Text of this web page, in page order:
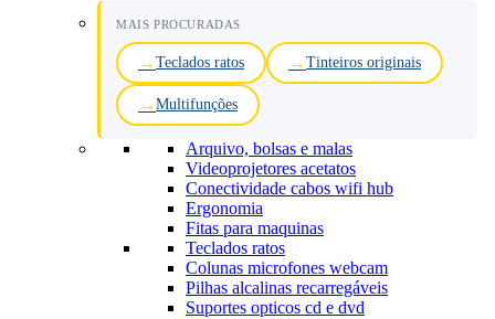
MAIS PROCURADAS
Teclados ratos Tinteiros originais
Multifunções
Arquivo, bolsas e malas
Videoprojetores acetatos
Conectividade cabos wifi hub
Ergonomia
Fitas para maquinas
Teclados ratos
Colunas microfones webcam
Pilhas alcalinas recarregáveis
Suportes opticos cd e dvd